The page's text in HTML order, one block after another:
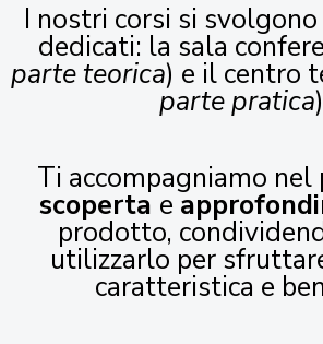
I nostri corsi si
dedicati: la sala
parte teorica) e il centro
parte pratica
Ti accompagniamo nel
scoperta e
prodotto,
utilizzarlo per
caratteristica e